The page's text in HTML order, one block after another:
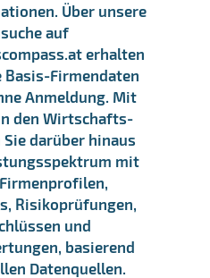
Über unsere
auf
erhalten
Basis-Firmendaten
Anmeldung. Mit
den Wirtschafts-
darüber hinaus
mit
Risikoprüfungen,
und
basierend
Datenquellen.